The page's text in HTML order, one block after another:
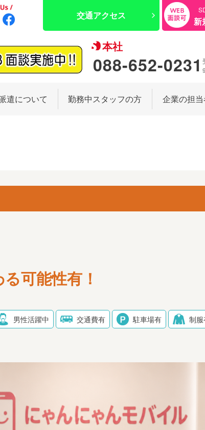
新
交通アクセス
本社
088-652-0231
遣について 勤務中スタッフの方 企業の担
可能性有！
男性活躍中 交通費有 駐車場有 制